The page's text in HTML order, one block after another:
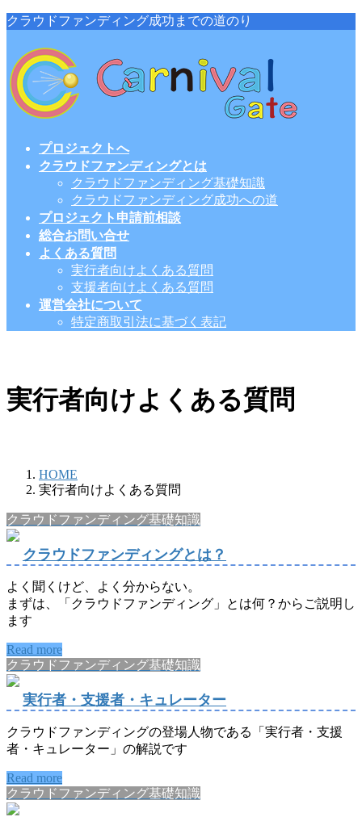
コ
ン
ツ
に
ナ
ー
シ
ョ
クラウドファンディング成功までの道のり
プロジェクトへ
クラウドファンディングとは
クラウドファンディング基礎知識
クラウドファンディング成功への道
プロジェクト申請前相談
総合お問い合せ
よくある質問
実行者向けよくある質問
支援者向けよくある質問
運営会社について
特定商取引法に基づく表記
実行者向けよくある質問
HOME
実行者向けよくある質問
クラウドファンディング基礎知識
クラウドファンディングとは？
よく聞くけど、よく分からない。
まずは、「クラウドファンディング」とは何？からご説明し
ます
Read more
クラウドファンディング基礎知識
実行者・支援者・キュレーター
クラウドファンディングの登場人物である「実行者・支援
者・キュレーター」の解説です
Read more
クラウドファンディング基礎知識